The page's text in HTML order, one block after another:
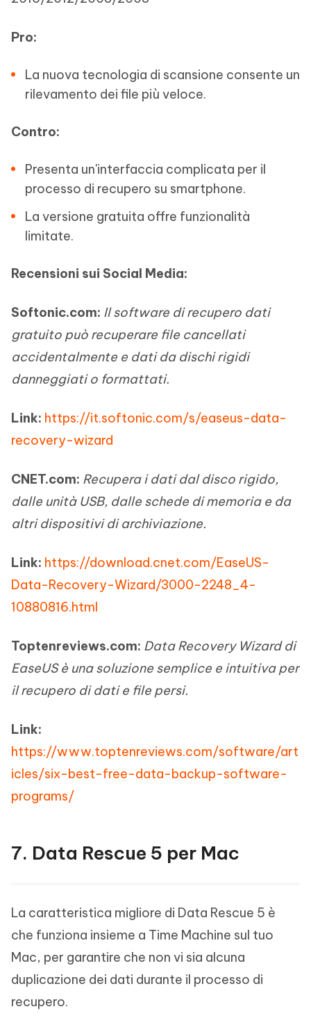
Pro:
La nuova tecnologia di scansione consente un
rilevamento dei file più veloce.
Contro:
Presenta un'interfaccia complicata per il
processo di recupero su smartphone.
La versione gratuita offre funzionalità
limitate.
Recensioni sui Social Media:
Softonic.com: Il software di recupero dati
gratuito può recuperare file cancellati
accidentalmente e dati da dischi rigidi
danneggiati o formattati.
Link: https://it.softonic.com/s/easeus-data-
recovery-wizard
CNET.com: Recupera i dati dal disco rigido,
dalle unità USB, dalle schede di memoria e da
altri dispositivi di archiviazione.
Link: https://download.cnet.com/EaseUS-
Data-Recovery-Wizard/3000-2248_4-
10880816.html
Toptenreviews.com: Data Recovery Wizard di
EaseUS è una soluzione semplice e intuitiva per
il recupero di dati e file persi.
Link:
https://www.toptenreviews.com/software/art
icles/six-best-free-data-backup-software-
programs/
7. Data Rescue 5 per Mac
La caratteristica migliore di Data Rescue 5 è
che funziona insieme a Time Machine sul tuo
Mac, per garantire che non vi sia alcuna
duplicazione dei dati durante il processo di
recupero.